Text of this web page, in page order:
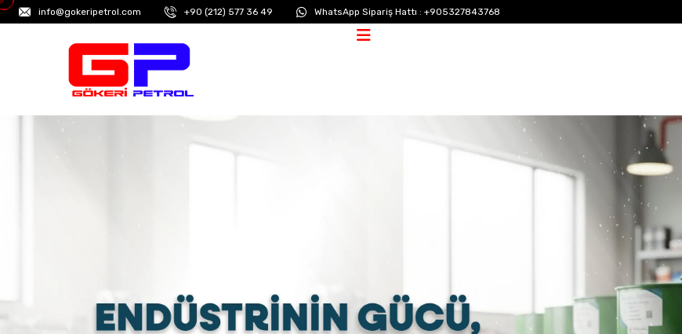
info@gokeripetrol.com +90 (212) 577 36 49 WhatsApp Sipariş Hattı : +905327843768